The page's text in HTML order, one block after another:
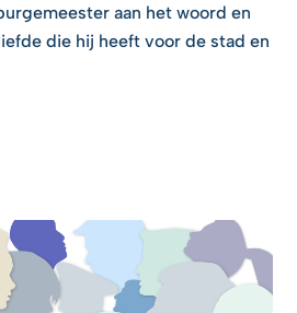
aan het woord en
die hij heeft voor de stad en